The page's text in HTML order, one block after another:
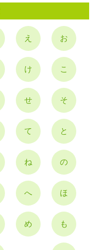
え お
け こ
せ そ
て と
ね の
へ ほ
め も